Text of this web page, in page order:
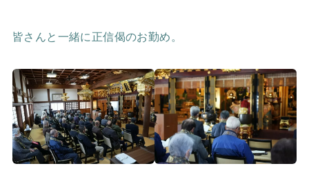
皆さんと一緒に正信偈のお勤め。